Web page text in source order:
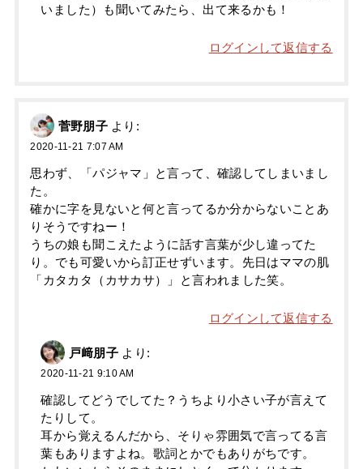
いました）も聞いてみたら、出て来るかも！
ログインして返信する
菅野朋子 より:
2020-11-21 7:07 AM
思わず、「パジャマ」と言って、確認してしまいまし
た。
確かに字を見ないと何と言ってるか分からないことあ
りそうですねー！
うちの娘も聞こえたように話す言葉が少し違ってた
り。でも可愛いから訂正せずいます。先日はママの肌
「カタカタ（カサカサ）」と言われました笑。
ログインして返信する
戸﨑朋子 より:
2020-11-21 9:10 AM
確認してどうでしてた？うちより小さい子が言えて
たりして。
耳から覚えるんだから、そりゃ雰囲気で言ってる言
葉もありますよね。歌詞とかでもありがちです。